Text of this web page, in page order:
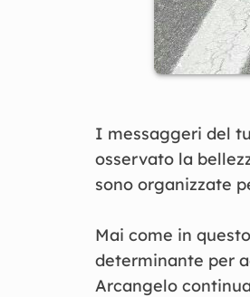
I messaggeri del
osservato la
sono organizzate
Mai come in
determinante per
Arcangelo